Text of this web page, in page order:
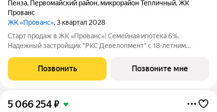
Пенза, Первомайский район, микрорайон Тепличный,ЖК
Прованс
ЖК «Прованс», 3 квартал 2028
Старт продаж в ЖК «Прованс»! Семейная ипотека 6%.
Надежный застройщик "РКС Девелопмент" с 18-летним
Тепличном. Здесь в экологически чистом районе города
Пензы, среди плодовых деревьев и
Позвонить Позвоните мне
5 066 254₽